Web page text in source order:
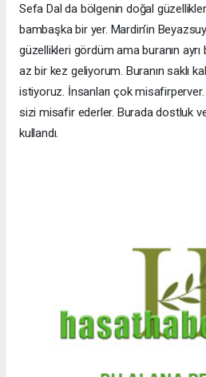
Sefa Dal da bölgenin doğal
bambaşka bir yer. Mardin’in
güzellikleri gördüm ama buranın
az bir kez geliyorum. Buranın saklı
istiyoruz. İnsanları çok
sizi misafir ederler. Burada dostluk
kullandı.